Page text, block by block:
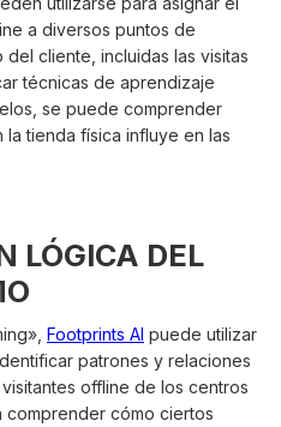
a diversos puntos de
cliente, incluidas las visitas
técnicas de aprendizaje
se puede comprender
tienda física influye en las
LÓGICA DEL
Footprints AI puede utilizar
patrones y relaciones
offline de los centros
comprender cómo ciertos